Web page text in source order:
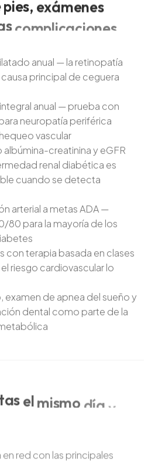
pies, exámenes
complicaciones
anual — la retinopatía
principal de ceguera
anual — prueba con
neuropatía periférica
vascular
albúmina-creatinina y eGFR
renal diabética es
cuando se detecta
arterial a metas ADA —
80 para la mayoría de los
con terapia basada en clases
riesgo cardiovascular lo
examen de apnea del sueño y
dental como parte de la
el mismo
en diabetes
red con las principales